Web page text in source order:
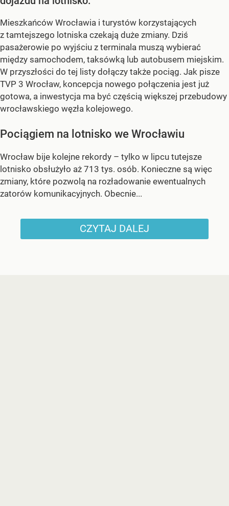
Mieszkańców Wrocławia i turystów korzystających
z tamtejszego lotniska czekają duże zmiany. Dziś
pasażerowie po wyjściu z terminala muszą wybierać
między samochodem, taksówką lub autobusem miejskim.
W przyszłości do tej listy dołączy także pociąg. Jak pisze
TVP 3 Wrocław, koncepcja nowego połączenia jest już
gotowa, a inwestycja ma być częścią większej przebudowy
wrocławskiego węzła kolejowego.
Pociągiem na lotnisko we Wrocławiu
Wrocław bije kolejne rekordy – tylko w lipcu tutejsze
lotnisko obsłużyło aż 713 tys. osób. Konieczne są więc
zmiany, które pozwolą na rozładowanie ewentualnych
zatorów komunikacyjnych. Obecnie...
CZYTAJ DALEJ